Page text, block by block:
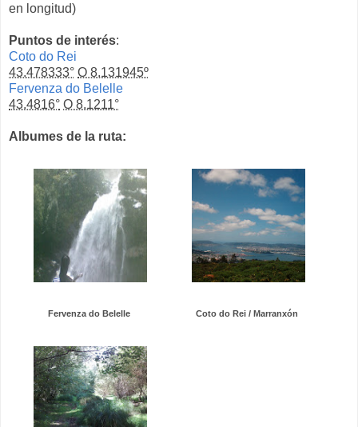
en longitud)
Puntos de interés:
Coto do Rei
43.478333° O 8.131945º
Fervenza do Belelle
43.4816° O 8.1211°
Albumes de la ruta:
Fervenza do Belelle Coto do Rei / Marranxón